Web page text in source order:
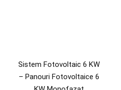
Sistem Fotovoltaic 6 KW
– Panouri Fotovoltaice 6